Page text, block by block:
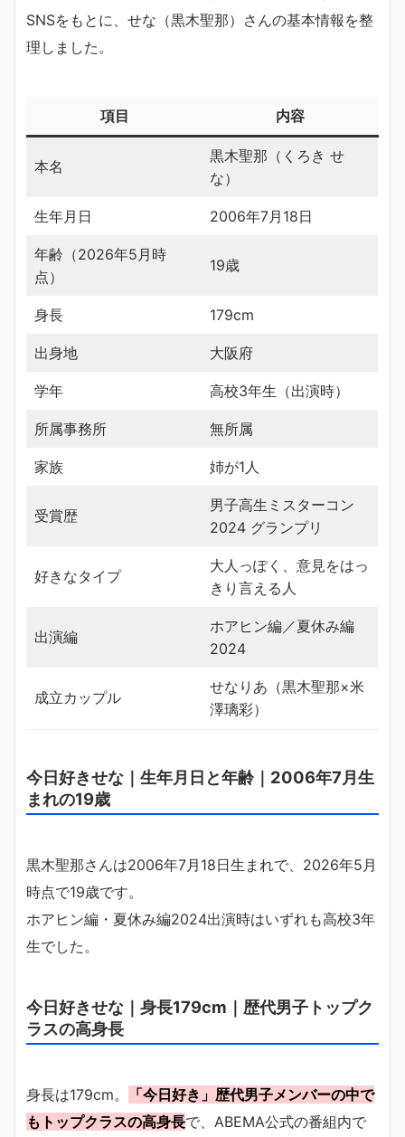
SNSをもとに、せな（黒木聖那）さんの基本情報を整
理しました。
項目 内容
本名
黒木聖那（くろき せ
な）
生年月日 2006年7月18日
年齢（2026年5月時
点）
19歳
身長 179cm
出身地 大阪府
学年 高校3年生（出演時）
所属事務所 無所属
家族 姉が1人
受賞歴
男子高生ミスターコン
2024 グランプリ
好きなタイプ
大人っぽく、意見をはっ
きり言える人
出演編
ホアヒン編／夏休み編
2024
成立カップル
せなりあ（黒木聖那×米
澤璃彩）
今日好きせな｜生年月日と年齢｜2006年7月生
まれの19歳
黒木聖那さんは2006年7月18日生まれで、2026年5月
時点で19歳です。
ホアヒン編・夏休み編2024出演時はいずれも高校3年
生でした。
今日好きせな｜身長179cm｜歴代男子トップク
ラスの高身長
身長は179cm。
「今日好き」歴代男子メンバーの中で
もトップクラスの高身長で、ABEMA公式の番組内で